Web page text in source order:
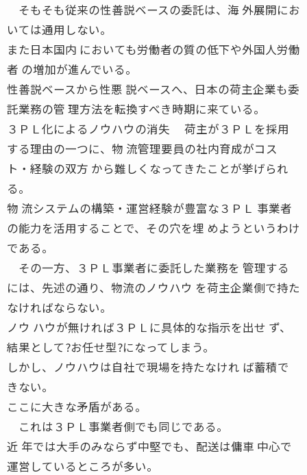
そもそも従来の性善説ベースの委託は、海 外展開にお
いては通用しない。
また日本国内 においても労働者の質の低下や外国人労働
者 の増加が進んでいる。
性善説ベースから性悪 説ベースへ、日本の荷主企業も委
託業務の管 理方法を転換すべき時期に来ている。
３ＰＬ化によるノウハウの消失 荷主が３ＰＬを採用
する理由の一つに、物 流管理要員の社内育成がコス
ト・経験の双方 から難しくなってきたことが挙げられ
る。
物 流システムの構築・運営経験が豊富な３ＰＬ 事業者
の能力を活用することで、その穴を埋 めようというわけ
である。
その一方、３ＰＬ事業者に委託した業務を 管理する
には、先述の通り、物流のノウハウ を荷主企業側で持た
なければならない。
ノウ ハウが無ければ３ＰＬに具体的な指示を出せ ず、
結果として?お任せ型?になってしまう。
しかし、ノウハウは自社で現場を持たなけれ ば蓄積で
きない。
ここに大きな矛盾がある。
これは３ＰＬ事業者側でも同じである。
近 年では大手のみならず中堅でも、配送は傭車 中心で
運営しているところが多い。